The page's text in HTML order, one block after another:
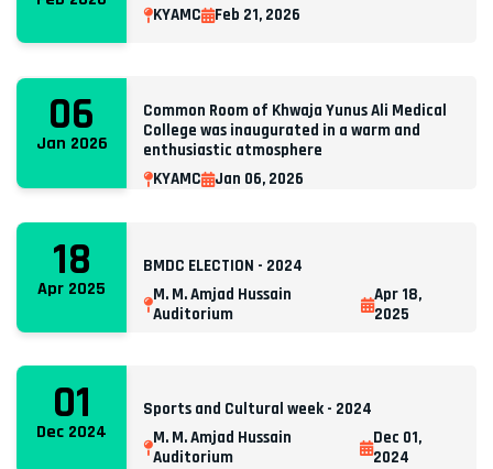
KYAMC
Feb 21, 2026
06
Jan 2026
Common Room of Khwaja Yunus Ali Medical
College was inaugurated in a warm and
enthusiastic atmosphere
KYAMC
Jan 06, 2026
18
Apr 2025
BMDC ELECTION - 2024
M. M. Amjad Hussain
Auditorium
Apr 18,
2025
01
Dec 2024
Sports and Cultural week - 2024
M. M. Amjad Hussain
Auditorium
Dec 01,
2024